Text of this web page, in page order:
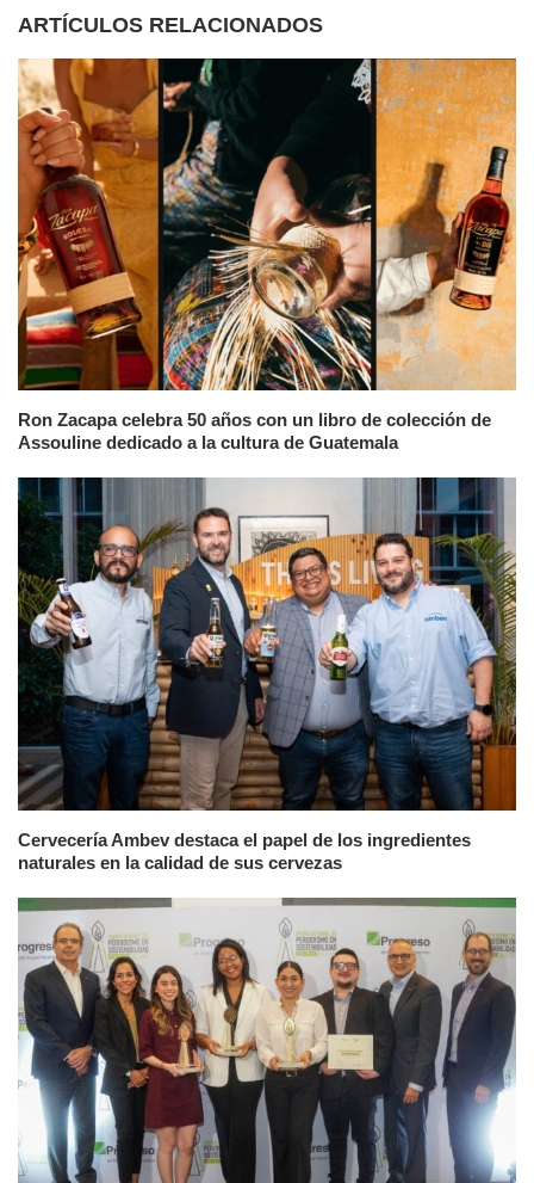
ARTÍCULOS RELACIONADOS
Ron Zacapa celebra 50 años con un libro de colección de
Assouline dedicado a la cultura de Guatemala
Cervecería Ambev destaca el papel de los ingredientes
naturales en la calidad de sus cervezas